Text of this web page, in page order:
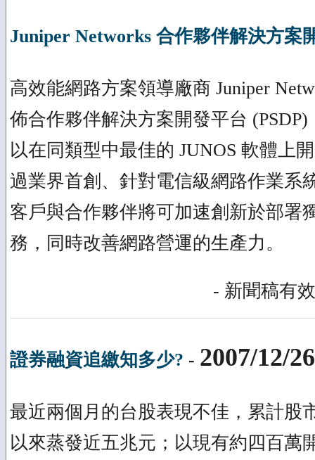
Juniper Networks 合作夥伴解決方案
高效能網路方案領導廠商 Juniper
佈合作夥伴解決方案開發平台
以在同類型中最佳的 JUNOS 軟體上
過業界首創、針對電信級網路作業系
客戶與合作夥伴將可加速創新於部署
務，同時改善網路營運的生產力。
- 新聞稿有
證券融資追繳知多少? - 2007/12/26
最近兩個月的台股表現不佳，累計股
以來蒸發近五兆元；以現有約四百萬